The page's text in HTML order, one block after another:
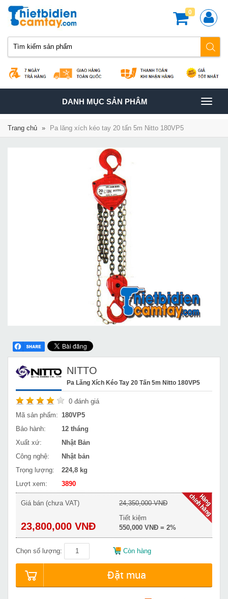
0
TOGGLE
NAVIGATION
DANH MỤC SẢN PHÂM
Trang chủ » Pa lăng xích kéo tay 20 tấn 5m Nitto 180VP5
NITTO
Pa Lăng Xích Kéo Tay 20 Tấn 5m Nitto 180VP5
0 đánh giá
Mã sản phẩm: 180VP5
Bảo hành:
12 tháng
Xuất xứ:
Nhật Bản
Công nghệ:
Nhật bản
Trọng lượng:
224,8 kg
Lượt xem:
3890
Giá bán (chưa VAT)
23,800,000 VNĐ
24,350,000 VNĐ
Tiết kiệm
550,000 VNĐ = 2%
Chọn số lượng: Còn hàng
Đặt mua